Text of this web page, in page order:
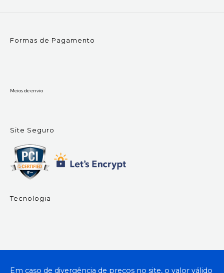
Formas de Pagamento
Meios de envio
Site Seguro
Tecnologia
Em caso de divergência de preços no site, o valor válido